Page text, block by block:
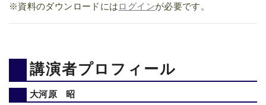
※資料のダウンロードには ログインが必要です。
講演者プロフィール
大河原 昭